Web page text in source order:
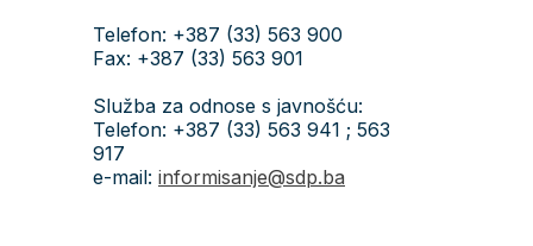
Telefon: +387 (33) 563 900
Fax: +387 (33) 563 901
Služba za odnose s javnošću:
Telefon: +387 (33) 563 941 ; 563
917
e-mail: informisanje@sdp.ba